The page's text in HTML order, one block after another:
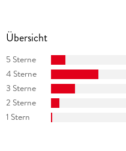
Partner und zwei Kindern in
Übersicht
5 Sterne
4 Sterne
3 Sterne
2 Sterne
1 Stern